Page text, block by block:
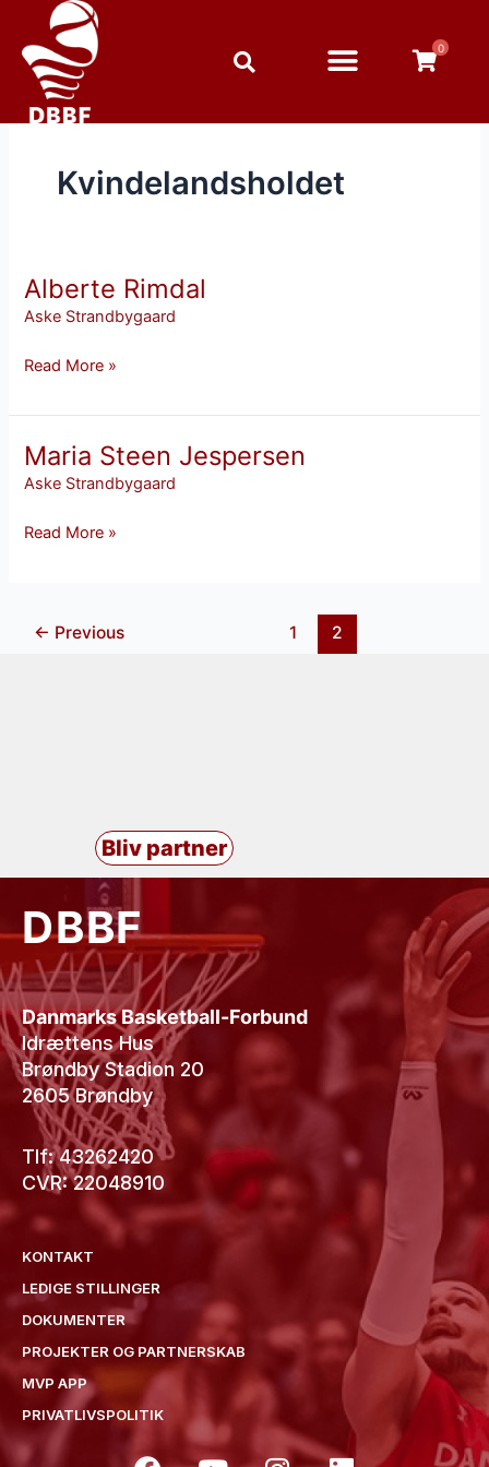
indholdet
0
Kvindelandsholdet
Alberte Rimdal
Aske Strandbygaard
Alberte
Rimdal
Read More »
Maria Steen Jespersen
Aske Strandbygaard
Maria
Steen
Read More »
← Previous 1 2
Bliv partner
DBBF
Danmarks Basketball-Forbund
Idrættens Hus
Brøndby Stadion 20
2605 Brøndby
Tlf: 43262420
CVR: 22048910
KONTAKT
LEDIGE STILLINGER
DOKUMENTER
PROJEKTER OG PARTNERSKAB
MVP APP
PRIVATLIVSPOLITIK
F
Y
I
L